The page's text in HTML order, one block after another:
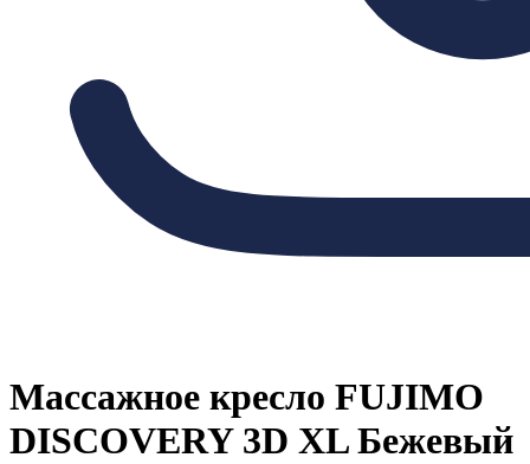
Массажное кресло FUJIMO
DISCOVERY 3D XL Бежевый